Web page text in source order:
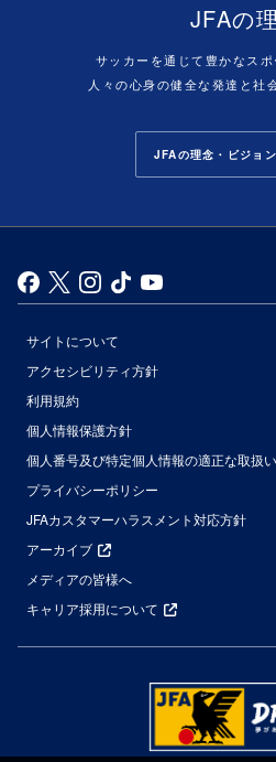
JFAの
サッカーを通じて豊かなスポ
人々の心身の健全な発達と社
JFAの理念・ビジョ
サイトについて
アクセシビリティ方針
利用規約
個人情報保護方針
個人番号及び特定個人情報の適正な取扱
プライバシーポリシー
JFAカスタマーハラスメント対応方針
アーカイブ
メディアの皆様へ
キャリア採用について